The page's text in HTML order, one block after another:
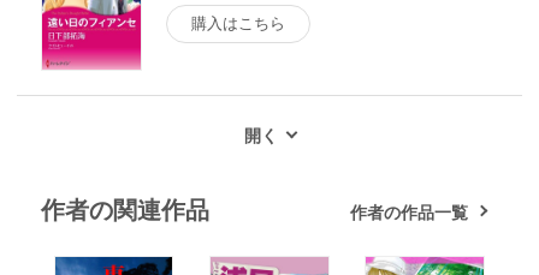
購入はこちら
作者の関連作品 作者の作品一覧